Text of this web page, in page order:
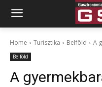
Home Turisztika Belföld A
Belföld
A